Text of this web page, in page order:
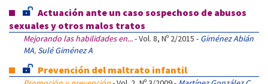
Actuación ante un caso sospechoso de abusos
sexuales y otros malos tratos
Mejorando las habilidades en...- Vol. 8, Nº 2/2015 - Giménez Abián
MA, Sulé Giménez A
Prevención del maltrato infantil